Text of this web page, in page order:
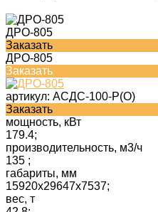
ДРО-805
Заказать
ДРО-805
Заказать
артикул: АСДС-100-Р(О)
Заказать
мощность, кВт
179.4;
производительность, м3/ч
135 ;
габариты, мм
15920x29647x7537;
вес, т